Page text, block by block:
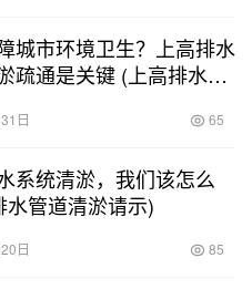
城市环境卫生？上高排水
疏通是关键 (上高排水管
日 65
系统清淤，我们该怎么
水管道清淤请示)
日 85